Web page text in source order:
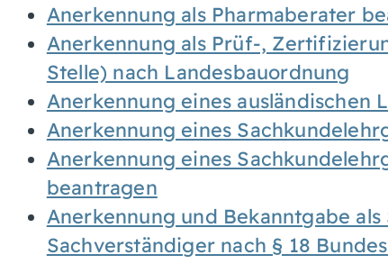
Anerkennung als Pharmaberater
Anerkennung als Prüf-,
Stelle) nach Landesbauordnung
Anerkennung eines ausländischen
Anerkennung eines
Anerkennung eines
beantragen
Anerkennung und Bekanntgabe
Sachverständiger nach § 18